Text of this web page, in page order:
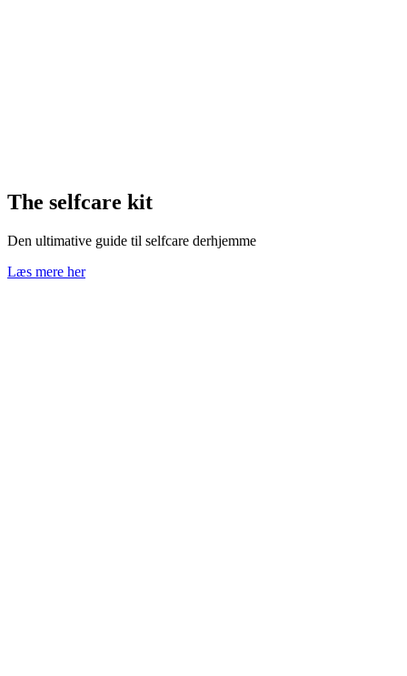
The selfcare kit
Den ultimative guide til selfcare derhjemme
Læs mere her